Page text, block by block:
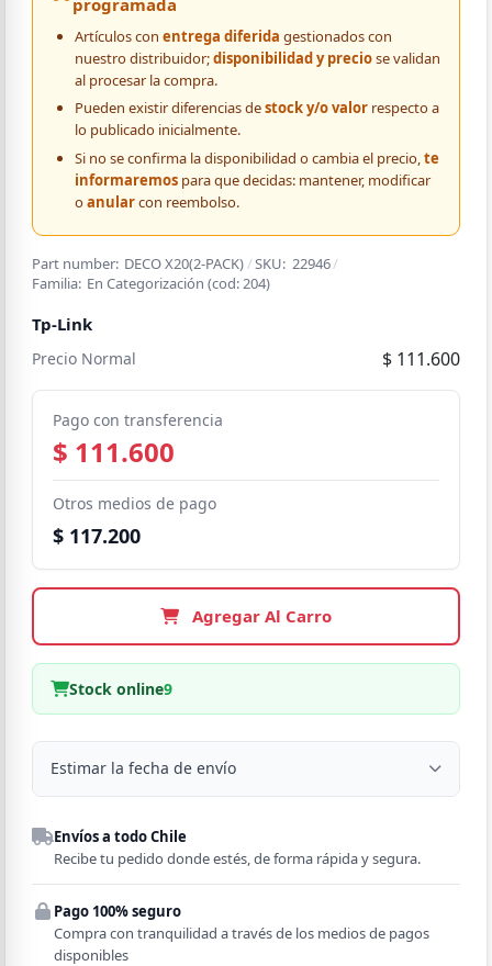
Artículos con entrega diferida gestionados con
nuestro distribuidor;disponibilidad y preciose validan
al procesar la compra.
Pueden existir diferencias destock y/o valorrespecto a
lo publicado inicialmente.
Si no se confirma la disponibilidad o cambia el precio,te
informaremospara que decidas: mantener, modificar
oanularcon reembolso.
Part number: DECO X20(2-PACK) /SKU: 22946/
Familia: En Categorización (cod: 204)
Tp-Link
Precio Normal $ 111.600
Pago con transferencia
$ 111.600
Otros medios de pago
$ 117.200
Agregar Al Carro
Stock online9
Estimar la fecha de envío
Despacho a domicilio
Región
Comuna
Envíos a todo Chile
Recibe tu pedido donde estés, de forma rápida y segura.
Pago 100% seguro
Compra con tranquilidad a través de los medios de pagos
disponibles